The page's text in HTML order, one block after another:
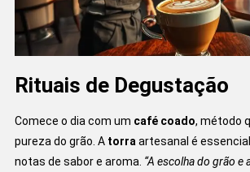
Rituais de Degustação
Comece o dia com um café coado, método
pureza do grão. A torra artesanal é
notas de sabor e aroma. “A escolha do grão e